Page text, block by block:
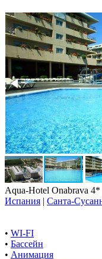
Aqua-Hotel Onabrava 4*
Испания | Санта-
• WI-FI
• Бассейн
• Анимация